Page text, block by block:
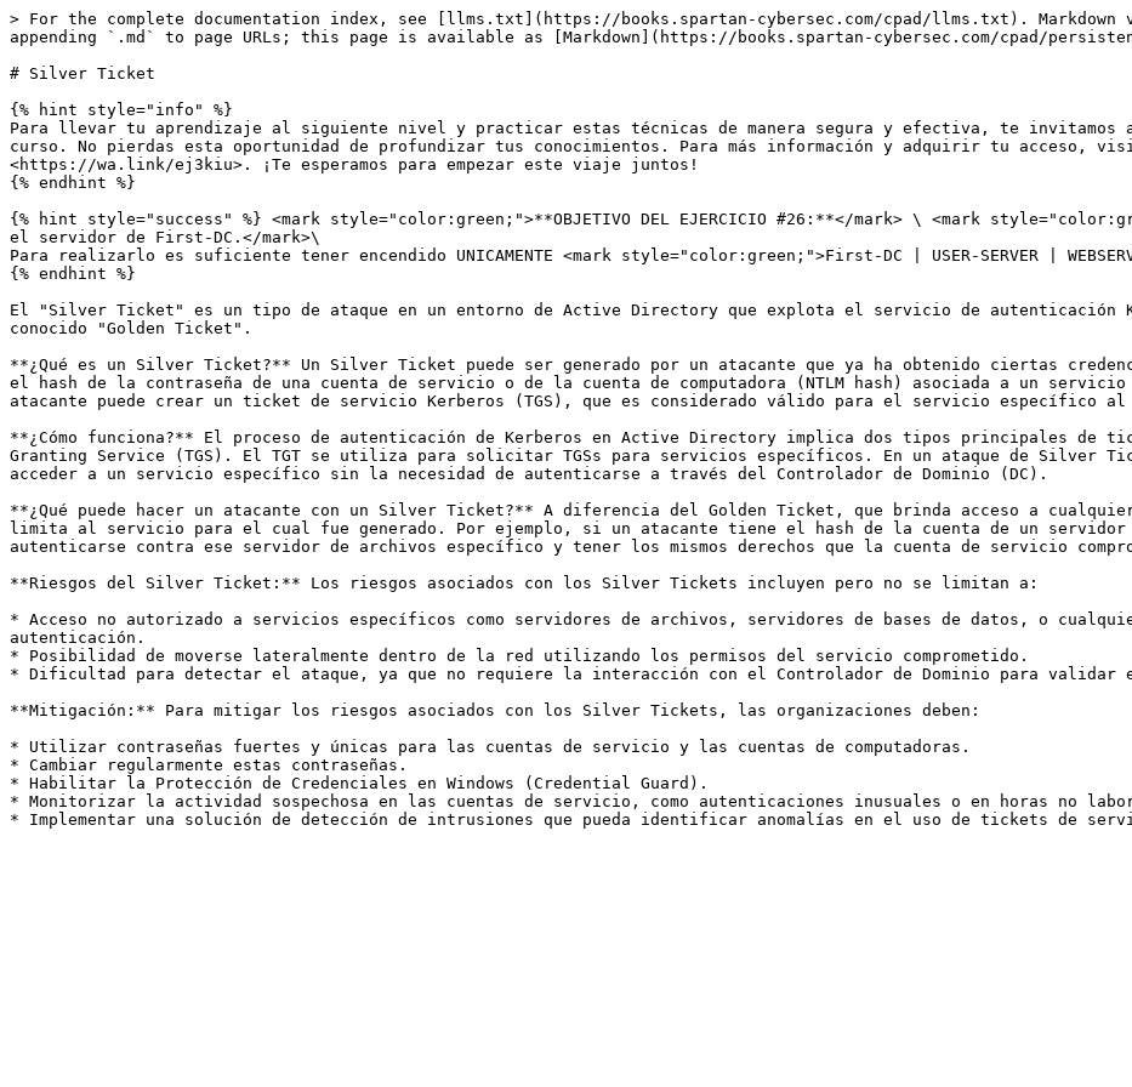
> For the complete documentation index, see [llms.txt](https://books.spartan-cybersec.com/cpad/llms.txt). Markdown
appending `.md` to page URLs; this page is available as [Markdown](https://books.spartan-cybersec.com/cpad/
# Silver Ticket
{% hint style="info" %}
Para llevar tu aprendizaje al siguiente nivel y practicar estas técnicas de manera segura y efectiva, te invitamos
curso. No pierdas esta oportunidad de profundizar tus conocimientos. Para más información y adquirir tu acceso,
<https://wa.link/ej3kiu>. ¡Te esperamos para empezar este viaje juntos!
{% endhint %}
{% hint style="success" %} <mark style="color:green;">**OBJETIVO DEL EJERCICIO #26:**</mark> \ <mark
el servidor de First-DC.</mark>\
Para realizarlo es suficiente tener encendido UNICAMENTE <mark style="color:green;">First-DC | USER-SERVER |
{% endhint %}
El "Silver Ticket" es un tipo de ataque en un entorno de Active Directory que explota el servicio de autenticación
conocido "Golden Ticket".
**¿Qué es un Silver Ticket?** Un Silver Ticket puede ser generado por un atacante que ya ha obtenido ciertas
el hash de la contraseña de una cuenta de servicio o de la cuenta de computadora (NTLM hash) asociada a un
atacante puede crear un ticket de servicio Kerberos (TGS), que es considerado válido para el servicio específico al
**¿Cómo funciona?** El proceso de autenticación de Kerberos en Active Directory implica dos tipos principales
Granting Service (TGS). El TGT se utiliza para solicitar TGSs para servicios específicos. En un ataque de Silver
acceder a un servicio específico sin la necesidad de autenticarse a través del Controlador de Dominio (DC).
**¿Qué puede hacer un atacante con un Silver Ticket?** A diferencia del Golden Ticket, que brinda acceso a
limita al servicio para el cual fue generado. Por ejemplo, si un atacante tiene el hash de la cuenta de un
autenticarse contra ese servidor de archivos específico y tener los mismos derechos que la cuenta de servicio
**Riesgos del Silver Ticket:** Los riesgos asociados con los Silver Tickets incluyen pero no se limitan a:
* Acceso no autorizado a servicios específicos como servidores de archivos, servidores de bases de datos, o
autenticación.
* Posibilidad de moverse lateralmente dentro de la red utilizando los permisos del servicio comprometido.
* Dificultad para detectar el ataque, ya que no requiere la interacción con el Controlador de Dominio para validar
**Mitigación:** Para mitigar los riesgos asociados con los Silver Tickets, las organizaciones deben:
* Utilizar contraseñas fuertes y únicas para las cuentas de servicio y las cuentas de computadoras.
* Cambiar regularmente estas contraseñas.
* Habilitar la Protección de Credenciales en Windows (Credential Guard).
* Monitorizar la actividad sospechosa en las cuentas de servicio, como autenticaciones inusuales o en horas no